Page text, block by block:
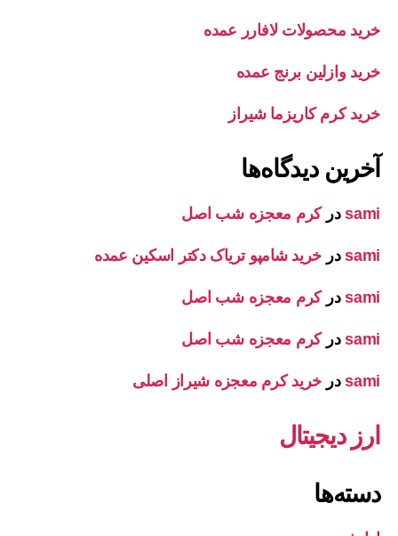
خرید محصولات لافارر عمده
خرید وازلین برنج عمده
خرید کرم کاریزما شیراز
آخرین دیدگاه‌ها
samiدرکرم معجزه شب اصل
samiدر خرید شامپو تریاک دکتر اسکین عمده
samiدرکرم معجزه شب اصل
samiدرکرم معجزه شب اصل
samiدر خرید کرم معجزه شیراز اصلی
ارز دیجیتال
دسته‌ها